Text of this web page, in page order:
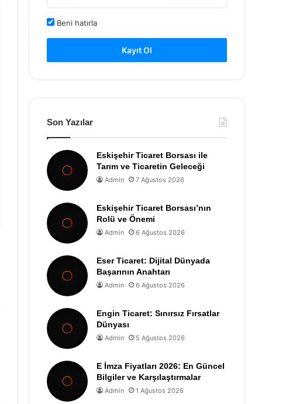
Beni hatırla
Kayıt Ol
Son Yazılar
Eskişehir Ticaret Borsası ile
Tarım ve Ticaretin Geleceği
Admin 7 Ağustos 2026
Eskişehir Ticaret Borsası’nın
Rolü ve Önemi
Admin 6 Ağustos 2026
Eser Ticaret: Dijital Dünyada
Başarının Anahtarı
Admin 6 Ağustos 2026
Engin Ticaret: Sınırsız Fırsatlar
Dünyası
Admin 5 Ağustos 2026
E İmza Fiyatları 2026: En Güncel
Bilgiler ve Karşılaştırmalar
Admin 1 Ağustos 2026